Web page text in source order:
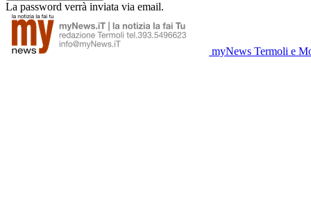
La password verrà inviata via email.
myNews Termoli e